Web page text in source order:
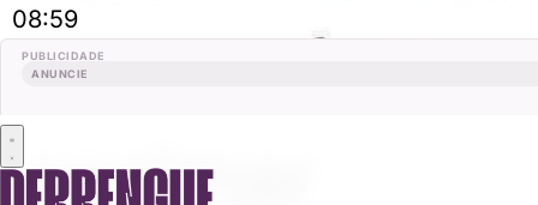
08:59
PUBLICIDADE
ANUNCIE